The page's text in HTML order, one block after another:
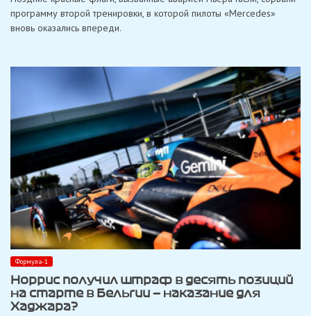
лучший
во
второй
программу второй тренировки, в которой пилоты «Mercedes»
вновь оказались впереди.
Формула-1
Норрис получил штраф в десять позиций
на старте в Бельгии — наказание для
Хаджара?